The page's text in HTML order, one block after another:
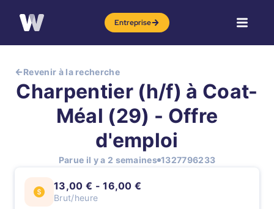
Entreprise
Revenir à la recherche
Charpentier (h/f) à Coat-
Méal (29) - Offre
d'emploi
Parue il y a 2 semaines 1327796233
13,00 € - 16,00 €
Brut/heure